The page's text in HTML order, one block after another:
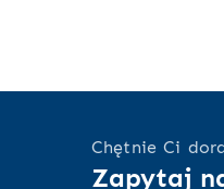
Chętnie Ci
Zapytaj